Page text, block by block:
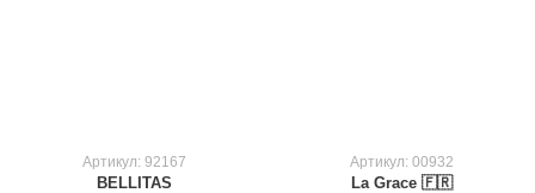
Артикул: 92167
BELLITAS
Артикул: 00932
La Grace 🇫🇷